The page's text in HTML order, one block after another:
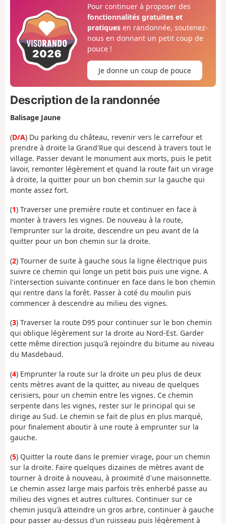
Pour continuer à proposer des
fonctionnalités gratuites et
pratiquesen randonnée, soutenez-
nous en donnant un petit coup de
pouce !
Je donne un coup de pouce
Description de la randonnée
Balisage Jaune
(D/A) Du parking du château, revenir vers le carrefour et
prendre à droite la Grand'Rue qui descend à travers tout le
village. Passer devant le monument aux morts, puis le petit
lavoir, remonter légèrement et quand la route fait un virage
à droite, la quitter pour un bon chemin sur la gauche qui
monte assez fort.
(1) Traverser une première route et continuer en face à
monter à travers les vignes. De nouveau à la route,
l'emprunter sur la droite, descendre un peu avant de la
quitter pour un bon chemin sur la droite.
(2) Tourner de suite à gauche sous la ligne électrique puis
suivre ce chemin qui longe un petit bois puis une vigne. A
l'intersection suivante continuer en face dans le bon chemin
qui rentre dans la forêt. Passer à coté du moulin puis
commencer à descendre au milieu des vignes.
(3) Traverser la route D95 pour continuer sur le bon chemin
qui oblique légèrement sur la droite au Nord-Est. Garder
cette même direction jusqu'à rejoindre du bitume au niveau
du Masdebaud.
(4) Emprunter la route sur la droite un peu plus de deux
cents mètres avant de la quitter, au niveau de quelques
cerisiers, pour un chemin entre les vignes. Ce chemin
serpente dans les vignes, rester sur le principal qui se
dirige au Sud. Le chemin se fait de plus en plus marqué,
pour finalement aboutir à une route à emprunter sur la
gauche.
(5) Quitter la route dans le premier virage, pour un chemin
sur la droite. Faire quelques dizaines de mètres avant de
tourner à droite à nouveau, à proximité d'une maisonnette.
Le chemin assez large mais parfois très enherbé passe au
milieu des vignes et autres cultures. Continuer sur ce
chemin jusqu'à atteindre un gros arbre, continuer à gauche
pour passer au-dessus d'un ruisseau puis légèrement à